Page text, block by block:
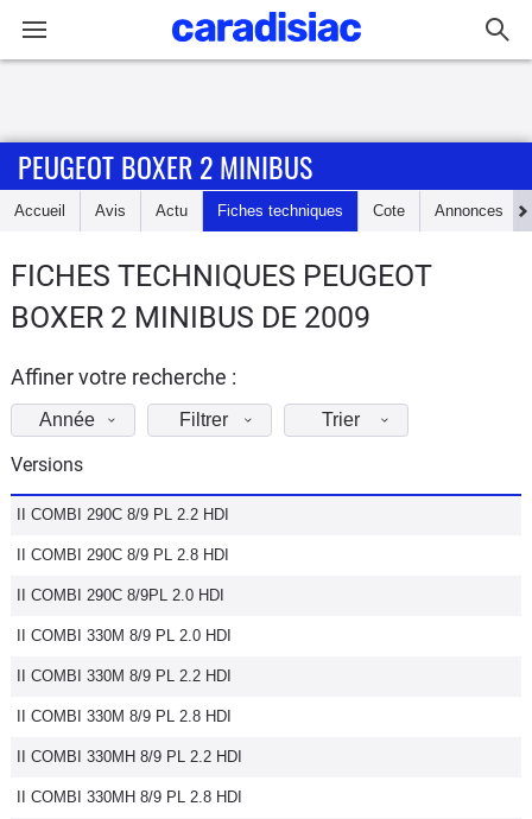
Accueil
Essais
d'achat
Electriques
Utilitaires
Flottes
Auto
Services
Forum
PEUGEOT BOXER 2 MINIBUS
Accueil Avis Actu Fiches techniques Cote Annonces
FICHES TECHNIQUES PEUGEOT
BOXER 2 MINIBUS DE 2009
Affiner votre recherche :
Année Filtrer Trier
Versions
II COMBI 290C 8/9 PL 2.2 HDI
II COMBI 290C 8/9 PL 2.8 HDI
II COMBI 290C 8/9PL 2.0 HDI
II COMBI 330M 8/9 PL 2.0 HDI
II COMBI 330M 8/9 PL 2.2 HDI
II COMBI 330M 8/9 PL 2.8 HDI
II COMBI 330MH 8/9 PL 2.2 HDI
II COMBI 330MH 8/9 PL 2.8 HDI